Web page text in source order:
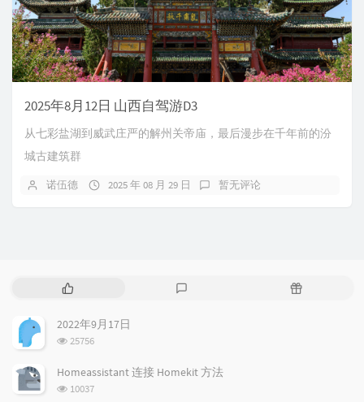
2025年8月12日 山西自驾游D3
从七彩盐湖到威武庄严的解州关帝庙，最后漫步在千年前的汾
城古建筑群
诺伍德 2025 年 08 月 29 日 暂无评论
热
文
章
随
2022年9月17日
浏
次
25756
Homeassistant 连接 Homekit 方法
浏
10037